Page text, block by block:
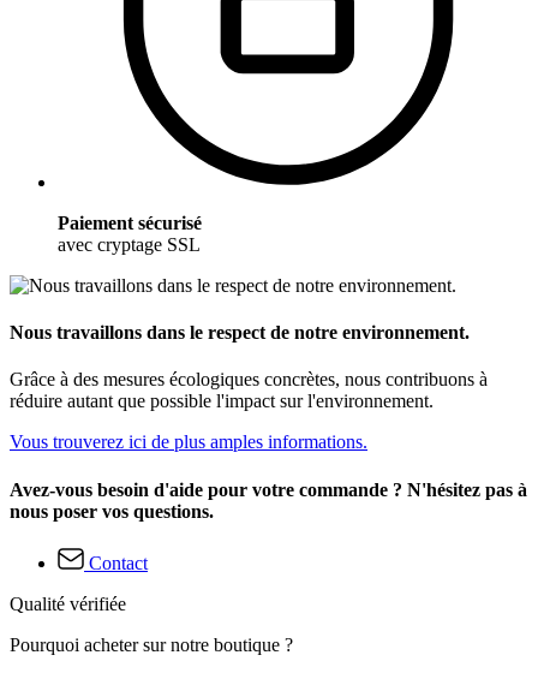
Paiement sécurisé
avec cryptage SSL
Nous travaillons dans le respect de notre environnement.
Grâce à des mesures écologiques concrètes, nous contribuons à
réduire autant que possible l'impact sur l'environnement.
Vous trouverez ici de plus amples informations.
Avez-vous besoin d'aide pour votre commande ? N'hésitez pas à
nous poser vos questions.
Contact
Qualité vérifiée
Pourquoi acheter sur notre boutique ?